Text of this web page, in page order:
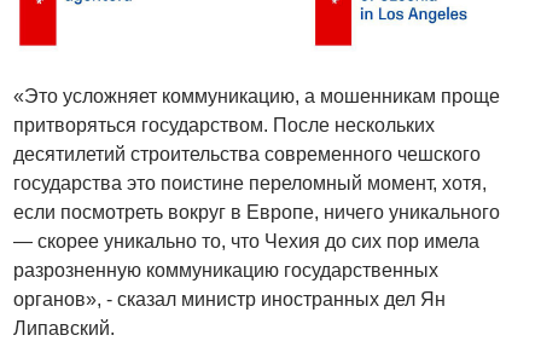
«Это усложняет коммуникацию, а мошенникам проще
притворяться государством. После нескольких
десятилетий строительства современного чешского
государства это поистине переломный момент, хотя,
если посмотреть вокруг в Европе, ничего уникального
— скорее уникально то, что Чехия до сих пор имела
разрозненную коммуникацию государственных
органов», - сказал министр иностранных дел Ян
Липавский.